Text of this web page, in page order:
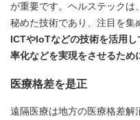
が重要です。ヘルステックは
秘めた技術であり、注目を集
ICTやIoTなどの技術を活用
率化などを実現をさせるため
医療格差を是正
遠隔医療は地方の医療格差解